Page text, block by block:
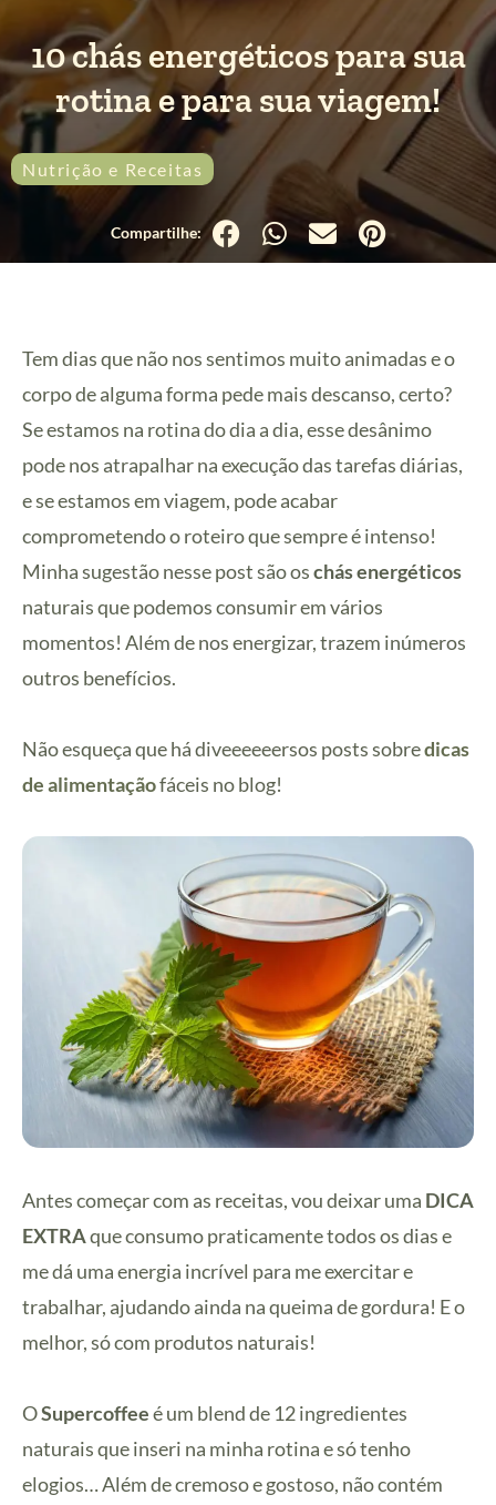
10 chás energéticos para sua
rotina e para sua viagem!
Nutrição e Receitas
Tem dias que não nos sentimos muito animadas e o
corpo de alguma forma pede mais descanso, certo?
Se estamos na rotina do dia a dia, esse desânimo
pode nos atrapalhar na execução das tarefas diárias,
e se estamos em viagem, pode acabar
comprometendo o roteiro que sempre é intenso!
Minha sugestão nesse post são oschás energéticos
naturais que podemos consumir em vários
momentos! Além de nos energizar, trazem inúmeros
outros benefícios.
Não esqueça que há diveeeeeersos posts sobredicas
de alimentaçãofáceis no blog!
Antes começar com as receitas, vou deixar uma DICA
EXTRAque consumo praticamente todos os dias e
me dá uma energia incrível para me exercitar e
trabalhar, ajudando ainda na queima de gordura! E o
melhor, só com produtos naturais!
OSupercoffeeé um blend de 12 ingredientes
naturais que inseri na minha rotina e só tenho
elogios… Além de cremoso e gostoso, não contém